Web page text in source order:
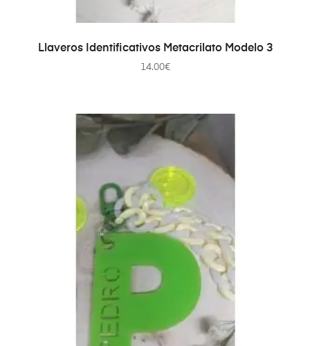
AÑADIR AL CARRITO
Llaveros Identificativos Metacrilato Modelo 3
14.00€